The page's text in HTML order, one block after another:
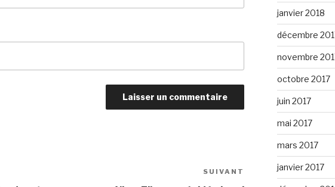
Article
SUIVANT
janvier 2018
décembre
novembre
octobre 2017
juin 2017
mai 2017
mars 2017
janvier 2017